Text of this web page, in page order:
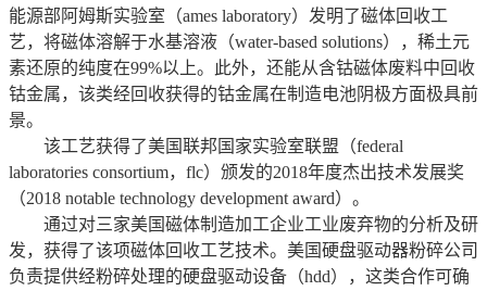
能源部阿姆斯实验室（ames laboratory）发明了磁体回收工
艺，将磁体溶解于水基溶液（water-based solutions），稀土元
素还原的纯度在99%以上。此外，还能从含钴磁体废料中回收
钴金属，该类经回收获得的钴金属在制造电池阴极方面极具前
景。
该工艺获得了美国联邦国家实验室联盟（federal
laboratories consortium，flc）颁发的2018年度杰出技术发展奖
（2018 notable technology development award）。
通过对三家美国磁体制造加工企业工业废弃物的分析及研
发，获得了该项磁体回收工艺技术。美国硬盘驱动器粉碎公司
负责提供经粉碎处理的硬盘驱动设备（hdd），这类合作可确